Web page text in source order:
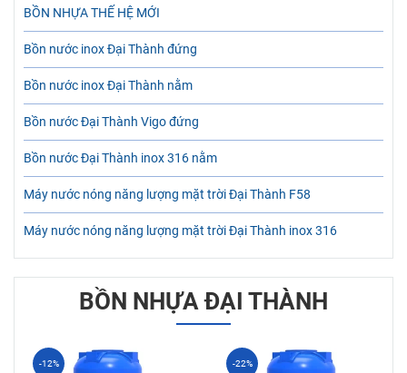
BỒN NHỰA THẾ HỆ MỚI
Bồn nước inox Đại Thành đứng
Bồn nước inox Đại Thành nằm
Bồn nước Đại Thành Vigo đứng
Bồn nước Đại Thành inox 316 nằm
Máy nước nóng năng lượng mặt trời Đại Thành F58
Máy nước nóng năng lượng mặt trời Đại Thành inox 316
BỒN NHỰA ĐẠI THÀNH
-12% -22%